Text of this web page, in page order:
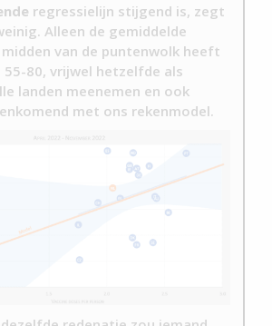
regressielijn stijgend is, zegt
Alleen de gemiddelde
van de puntenwolk heeft
55-80, vrijwel hetzelfde als
landen meenemen en ook
met ons rekenmodel.